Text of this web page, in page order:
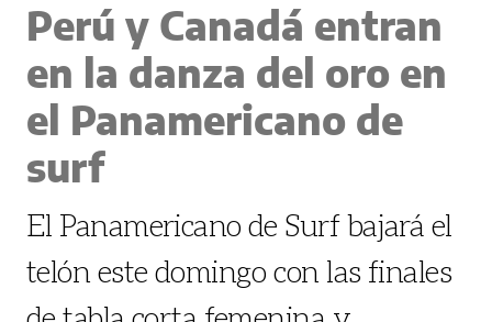
Perú y Canadá entran
en la danza del oro en
el Panamericano de
surf
El Panamericano de Surf bajará el
telón este domingo con las finales